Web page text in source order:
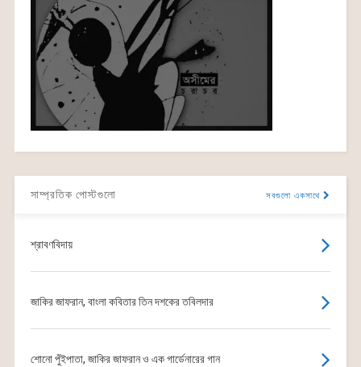
সাম্প্রতিক পোস্টগুলো সবগুলো একসাথে
শ্রাবণবিদায়
জাকির জাফরান, বাংলা কবিতার তিন দশকের তবিলদার
শোনো পুঁইপাতা, জাকির জাফরান ও এক গার্ডেনারের গান